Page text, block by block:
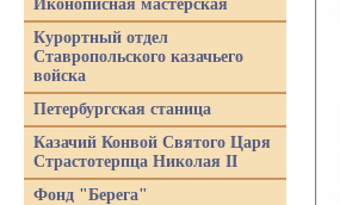
Иконописная мастерская
Курортный отдел
Ставропольского казачьего
войска
Петербургская станица
Казачий Конвой Святого Царя
Страстотерпца Николая II
Фонд "Берега"